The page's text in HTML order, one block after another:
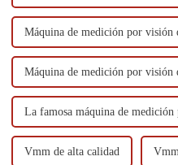
Máquina de medición por visión
Máquina de medición por visión
La famosa máquina de
Vmm de alta calidad